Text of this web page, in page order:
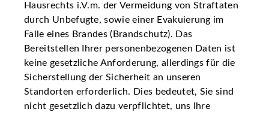
Hausrechts i.V.m. der Vermeidung von Straftaten
durch Unbefugte, sowie einer Evakuierung im
Falle eines Brandes (Brandschutz). Das
Bereitstellen Ihrer personenbezogenen Daten ist
keine gesetzliche Anforderung, allerdings für die
Sicherstellung der Sicherheit an unseren
Standorten erforderlich. Dies bedeutet, Sie sind
nicht gesetzlich dazu verpflichtet, uns Ihre